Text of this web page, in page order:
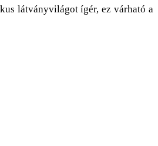
látványvilágot ígér, ez várható a